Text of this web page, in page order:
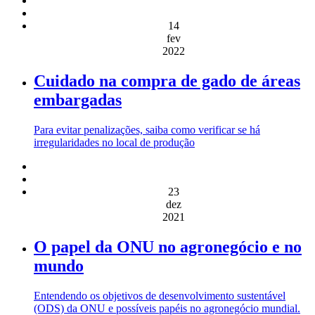
14
fev
2022
Cuidado na compra de gado de áreas
embargadas
Para evitar penalizações, saiba como verificar se há
irregularidades no local de produção
23
dez
2021
O papel da ONU no agronegócio e no
mundo
Entendendo os objetivos de desenvolvimento sustentável
(ODS) da ONU e possíveis papéis no agronegócio mundial.